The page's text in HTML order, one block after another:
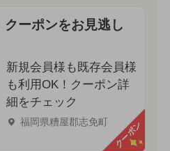
ーポンをお見逃し
新規会員様も既存会員様
も利用OK！クーポン詳
細をチェック
福岡県糟屋郡志免町 クーポン